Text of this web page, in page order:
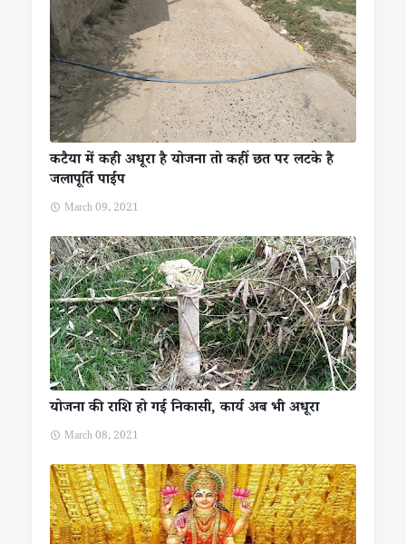
कटैया में कही अधूरा है योजना तो कहीं छत पर लटके है
जलापूर्ति पाईप
March 09, 2021
योजना की राशि हो गई निकासी, कार्य अब भी अधूरा
March 08, 2021